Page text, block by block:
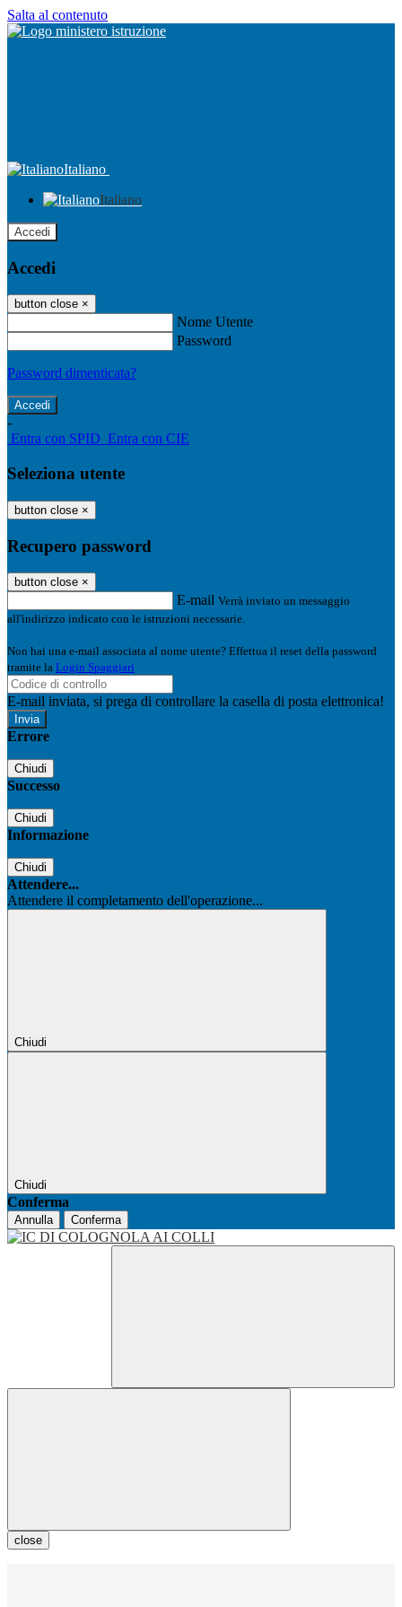
Salta al contenuto
Italiano
Italiano
Accedi
Accedi
button close ×
Nome Utente
Password
Password dimenticata?
-
Entra con SPID Entra con CIE
Seleziona utente
button close ×
Recupero password
button close ×
E-mail Verrà inviato un messaggio
all'indirizzo indicato con le istruzioni necessarie.
Non hai una e-mail associata al nome utente? Effettua il reset della password
tramite la Login Spaggiari
E-mail inviata, si prega di controllare la casella di posta elettronica!
Errore
Chiudi
Successo
Chiudi
Informazione
Chiudi
Attendere...
Attendere il completamento dell'operazione...
Chiudi
Chiudi
Conferma
Annulla Conferma
close